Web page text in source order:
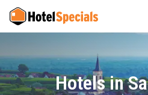
Hotels in